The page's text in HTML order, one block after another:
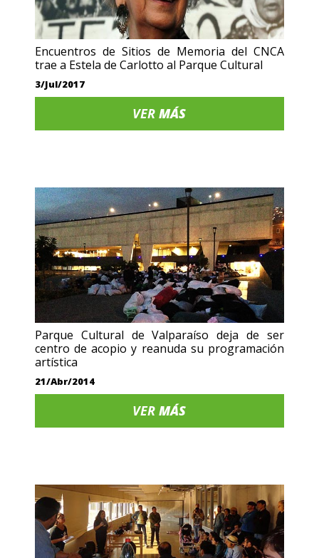
Encuentros de Sitios de Memoria del CNCA
trae a Estela de Carlotto al Parque Cultural
3/Jul/2017
VERMÁS
Parque Cultural de Valparaíso deja de ser
centro de acopio y reanuda su programación
artística
21/Abr/2014
VERMÁS